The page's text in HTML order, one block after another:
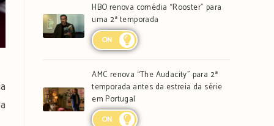
HBO renova comédia “Rooster” para
uma 2ª temporada
ON
AMC renova “The Audacity” para 2ª
temporada antes da estreia da série
em Portugal
ON